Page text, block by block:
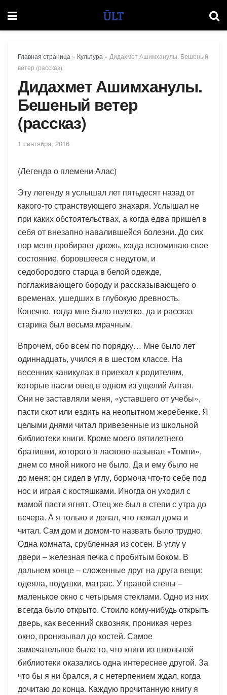
Главная страница » Культура » Дидахмет Ашимханулы. Бешеный
ветер (рассказ)
Дидахмет Ашимханулы.
Бешеный ветер
(рассказ)
1 сентября, 2016
(Легенда о племени Алас)
Эту легенду я услышал лет пятьдесят назад от
какого-то странствующего знахаря. Услышал не
при каких обстоятельствах, а когда едва пришел в
себя от внезапно навалившейся болезни. До сих
пор меня пробирает дрожь, когда вспоминаю свое
состояние, боровшееся с недугом, и
седобородого старца в белой одежде,
поглаживающего бороду и рассказывающего о
временах, ушедших в глубокую древность.
Конечно, тогда мне было нелегко, да и рассказ
старика был весьма мрачным.
Впрочем, обо всем по порядку… Мне было лет
одиннадцать, учился я в шестом классе. На
весенних каникулах я приехал к родителям,
которые пасли овец в одном из ущелий Алтая.
Они не заставляли меня, «уставшего от учебы»,
пасти скот или ездить на неопытном жеребенке. Я
целыми днями читал привезенные из школьной
библиотеки книги. Кроме моего пятилетнего
братишки, которого я ласково называл «Томпи»,
днем со мной никого не было. Да и ему было не
до меня: он сидел в углу, бормоча что-то себе под
нос и играя с костяшками. Иногда он уходил с
мамой пасти ягнят. Отец же был в степи с утра до
вечера. А я только и делал, что лежал дома и
читал. Сам дом и домом-то назвать было трудно.
Одна комната, срубленная из сосен. В углу у
двери – железная печка с пробитым боком. В
дальнем конце – сложенные друг на друга вещи:
одеяла, подушки, матрас. У правой стены –
маленькое окно с четырьмя стеклами. Одно из них
всегда было открыто. Стоило кому-нибудь открыть
дверь, как весенний сквозняк, проникая через
окно, пронизывал до костей. Самое
замечательное было то, что книги из школьной
библиотеки оказались одна интереснее другой. За
что бы я ни брался, я с нетерпением ждал, когда
дочитаю до конца. Каждую прочитанную книгу я